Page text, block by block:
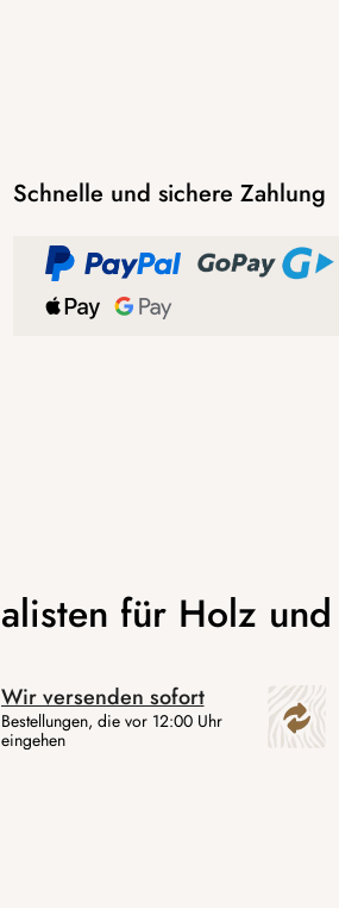
Schnelle und sichere Zahlung
Wir versenden sofort
Bestellungen, die vor 12:00 Uhr
eingehen